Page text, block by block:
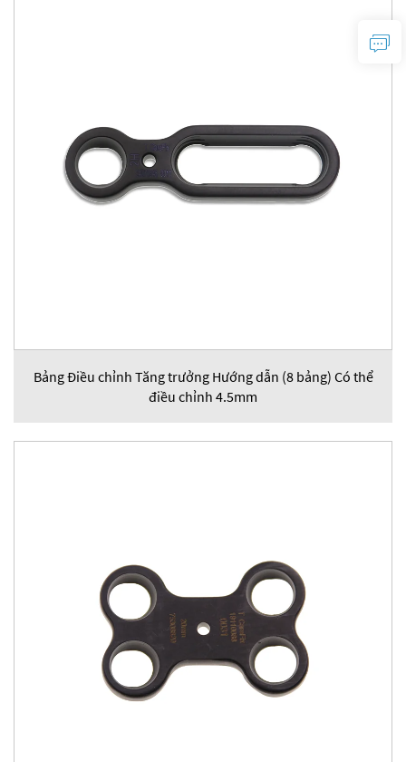
Bảng Điều chỉnh Tăng trưởng Hướng dẫn (8 bảng) Có thể
điều chỉnh 4.5mm